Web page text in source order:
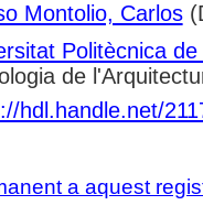
Montolio, Carlos
Politècnica
de
hdl.handle.net/
a aquest